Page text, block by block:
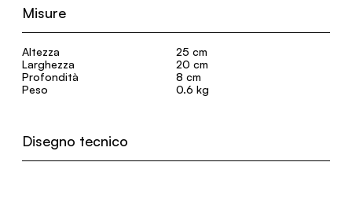
Misure
Altezza
25 cm
Larghezza
20 cm
Profondità
8 cm
Peso
0.6 kg
Disegno tecnico